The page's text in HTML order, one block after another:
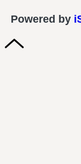
Powered by